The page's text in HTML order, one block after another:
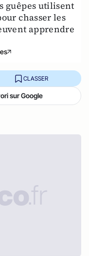
guêpes utilisent
chasser les
apprendre
CLASSER
sur Google